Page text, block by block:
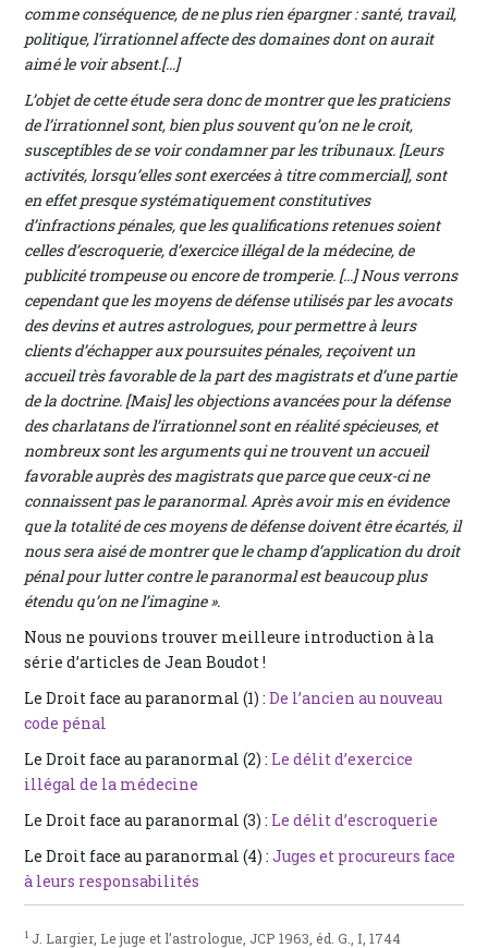
comme conséquence, de ne plus rien épargner : santé, travail,
politique, l’irrationnel affecte des domaines dont on aurait
aimé le voir absent.[...]
L’objet de cette étude sera donc de montrer que les praticiens
de l’irrationnel sont, bien plus souvent qu’on ne le croit,
susceptibles de se voir condamner par les tribunaux. [Leurs
activités, lorsqu’elles sont exercées à titre commercial], sont
en effet presque systématiquement constitutives
d’infractions pénales, que les qualifications retenues soient
celles d’escroquerie, d’exercice illégal de la médecine, de
publicité trompeuse ou encore de tromperie. [...] Nous verrons
cependant que les moyens de défense utilisés par les avocats
des devins et autres astrologues, pour permettre à leurs
clients d’échapper aux poursuites pénales, reçoivent un
accueil très favorable de la part des magistrats et d’une partie
de la doctrine. [Mais] les objections avancées pour la défense
des charlatans de l’irrationnel sont en réalité spécieuses, et
nombreux sont les arguments qui ne trouvent un accueil
favorable auprès des magistrats que parce que ceux-ci ne
connaissent pas le paranormal. Après avoir mis en évidence
que la totalité de ces moyens de défense doivent être écartés, il
nous sera aisé de montrer que le champ d’application du droit
pénal pour lutter contre le paranormal est beaucoup plus
étendu qu’on ne l’imagine ».
Nous ne pouvions trouver meilleure introduction à la
série d’articles de Jean Boudot !
Le Droit face au paranormal (1) :De l’ancien au nouveau
code pénal
Le Droit face au paranormal (2) : Le délit d’exercice
illégal de la médecine
Le Droit face au paranormal (3) : Le délit d’escroquerie
Le Droit face au paranormal (4) :Juges et procureurs face
à leurs responsabilités
1 J. Largier, Le juge et l’astrologue, JCP 1963, éd. G., I, 1744